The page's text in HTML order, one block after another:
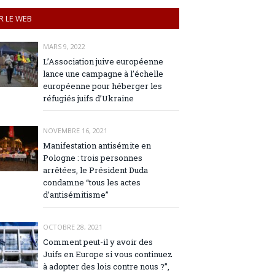
LE WEB
MARS 9, 2022
L’Association juive européenne
lance une campagne à l’échelle
européenne pour héberger les
réfugiés juifs d’Ukraine
NOVEMBRE 16, 2021
Manifestation antisémite en
Pologne : trois personnes
arrêtées, le Président Duda
condamne “tous les actes
d’antisémitisme”
OCTOBRE 28, 2021
Comment peut-il y avoir des
Juifs en Europe si vous continuez
à adopter des lois contre nous ?”,